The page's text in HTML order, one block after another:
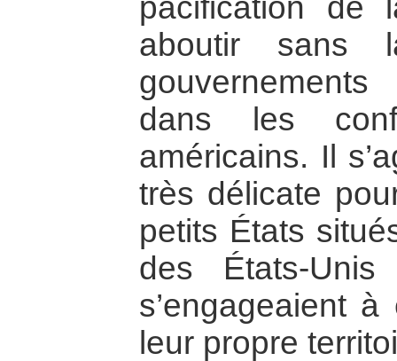
pacification de
aboutir sans
dans les
américains. Il
très délicate
petits États
des États-
s’engageaient
leur propre